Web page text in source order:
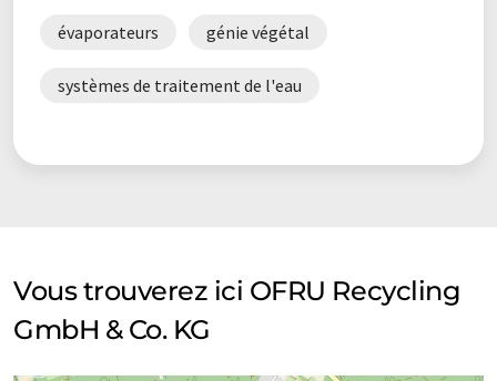
évaporateurs génie végétal
systèmes de traitement de l'eau
Vous trouverez ici OFRU Recycling
GmbH & Co. KG